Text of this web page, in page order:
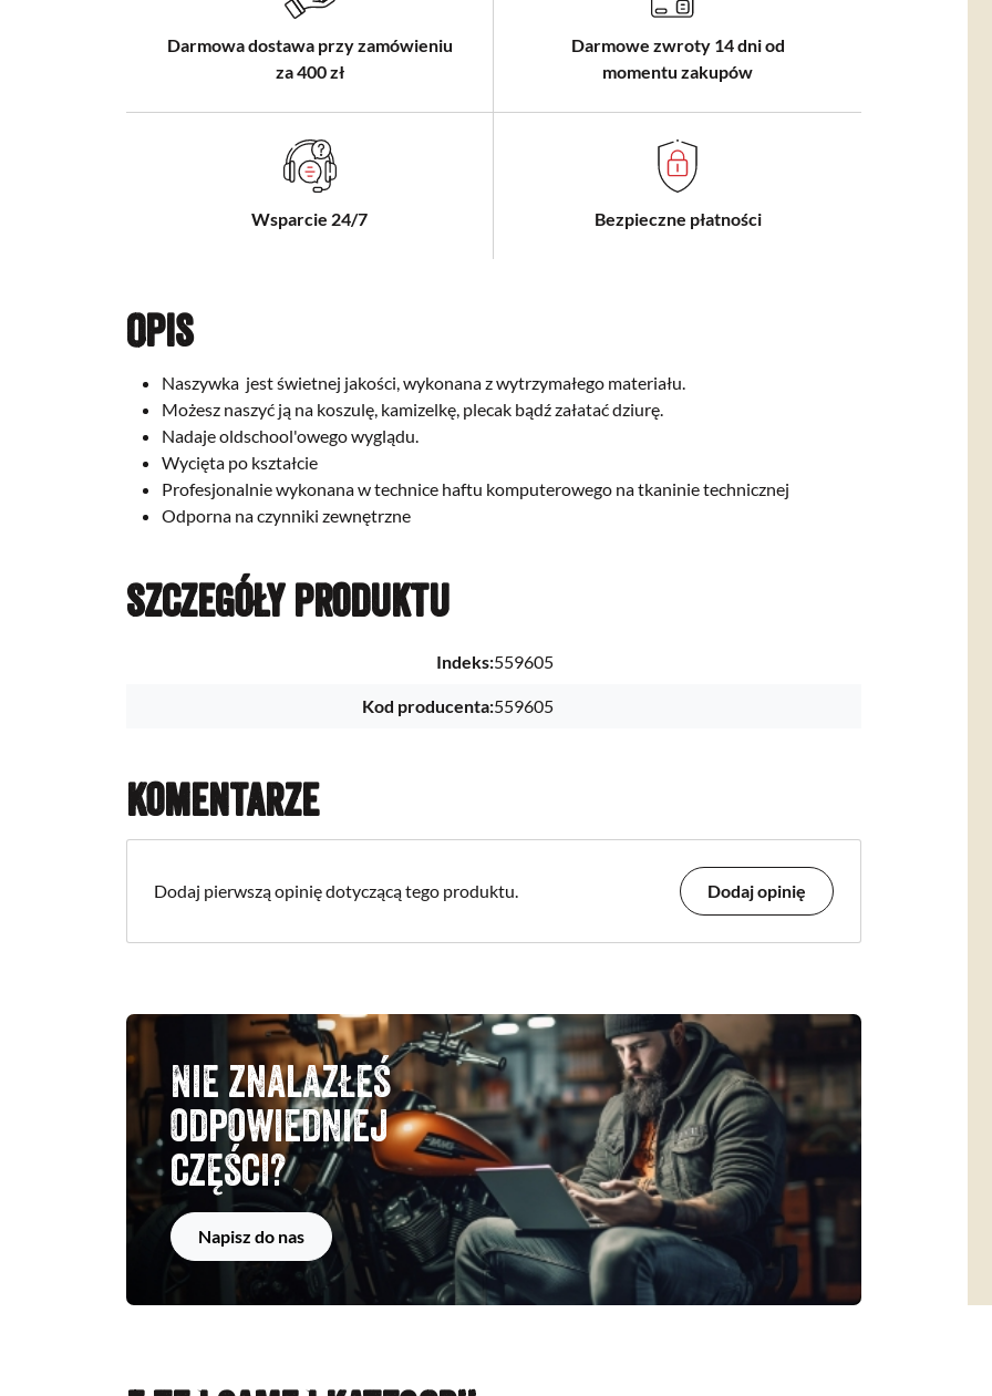
Darmowa dostawa przy zamówieniu
za 400 zł
Darmowe zwroty 14 dni od
momentu zakupów
Wsparcie 24/7 Bezpieczne płatności
Opis
Naszywka jest świetnej jakości,wykonana z wytrzymałego materiału.
Możesz naszyć ją na koszulę, kamizelkę, plecak bądź załatać dziurę.
Nadaje oldschool'owego wyglądu.
Wycięta po kształcie
Profesjonalnie wykonana w technice haftu komputerowego na tkaninie technicznej
Odporna na czynniki zewnętrzne
Szczegóły produktu
Indeks:559605
Kod producenta:559605
Komentarze
Dodaj pierwszą opinię dotyczącą tego produktu. Dodaj opinię
Nie znalazłeś
odpowiedniej
części?
Napisz do nas